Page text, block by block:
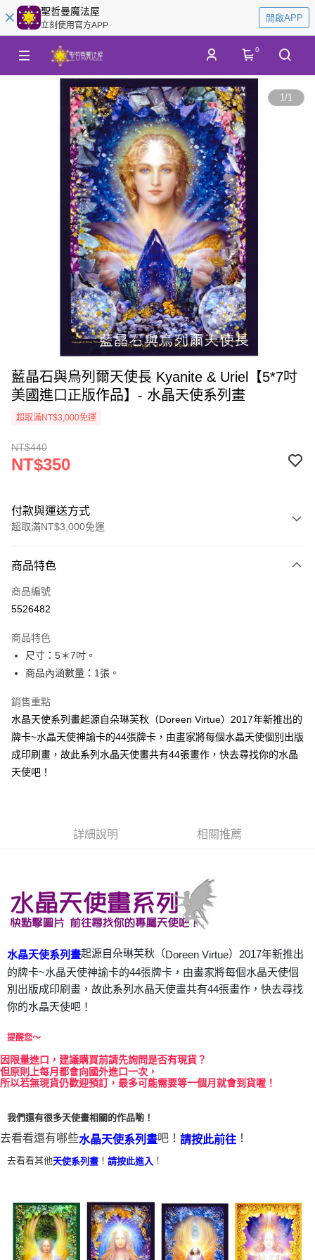
聖哲曼魔法屋
立刻使用官方APP
開啟APP
0
1/1
藍晶石與烏列爾天使長 Kyanite & Uriel【5*7吋
美國進口正版作品】- 水晶天使系列畫
超取滿NT$3,000免運
NT$440
NT$350
付款與運送方式
超取滿NT$3,000免運
信用卡一次付款
超商取貨付款
Apple Pay
街口支付
悠遊付
ATM付款
每筆NT$80，滿NT$3,000(含以上)免運費
郵局幫你送（離島）
付款後門市自取
免運費
商品特色
商品編號
5526482
商品特色
尺寸：5＊7吋。
商品內涵數量：1張。
銷售重點
水晶天使系列畫起源自朵琳芙秋（Doreen Virtue）2017年新推出的
牌卡~水晶天使神諭卡的44張牌卡，由畫家將每個水晶天使個別出版
成印刷畫，故此系列水晶天使畫共有44張畫作，快去尋找你的水晶
天使吧！
詳細說明 相關推薦
水晶天使系列畫起源自朵琳芙秋（Doreen Virtue）2017年新推出
的牌卡~水晶天使神諭卡的44張牌卡，由畫家將每個水晶天使個
別出版成印刷畫，故此系列水晶天使畫共有44張畫作，快去尋找
你的水晶天使吧！
提醒您～
因 限量進口，建議購買前請先詢問是否有現貨？
但原則上每月都會向國外進口一次，
所以若無現貨仍歡迎預訂，最多可能需要等一個月就會到貨喔！
我們還有很多天使畫相關的作品喲！
去看看還有哪些水晶天使系列畫吧！ 請按此前往 ！
去看看其他天使系列畫 ！ 請按此進入 ！